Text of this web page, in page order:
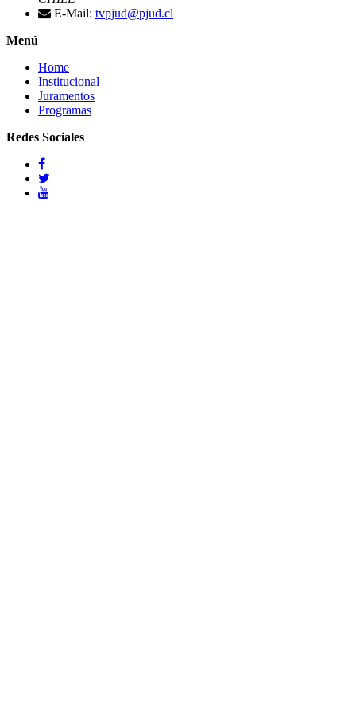
E-Mail: tvpjud@pjud.cl
Menú
Home
Institucional
Juramentos
Programas
Redes Sociales